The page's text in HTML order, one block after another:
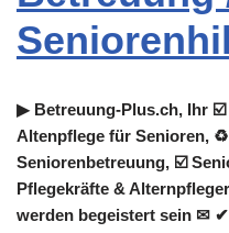
▶︎ Betreuung-Plus.ch, Ihr
Altenpflege für Senioren,
Seniorenbetreuung, ☑️
Pflegekräfte &
werden begeistert sein ✉